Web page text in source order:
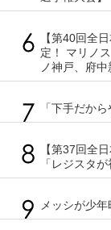
【第40回全
定！ マリノ
ノ神戸、府
「下手だか
【第37回全
「レジスタ
メッシが少